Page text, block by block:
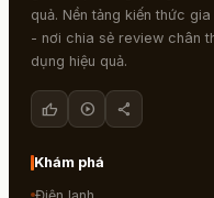
quả. Nền tảng kiến thức
- nơi chia sẻ review chân
dụng hiệu quả.
thumb_up play_circle share
Khám phá